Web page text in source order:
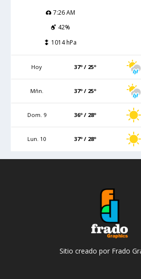
7:26 AM
42%
1014 hPa
Hoy 37º / 25º
Mñn. 37º / 25º
Dom. 9 36º / 28º
Lun. 10 37º / 28º
Sitio creado por Frado